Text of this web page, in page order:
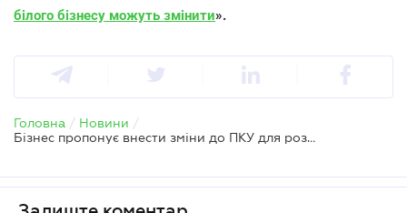
білого бізнесу можуть змінити».
Головна / Новини /
Бізнес пропонує внести зміни до ПКУ для розширення кола добросовісних платників